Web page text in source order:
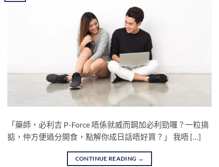
「藥師，必利吉 P-Force 唔係就威而鋼加必利勁囉？一粒搞
掂，仲方便過分開食，點解你成日話唔好買？」 我唔 […]
CONTINUE READING →